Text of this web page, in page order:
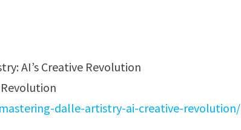
Revolution
dalle-artistry-ai-creative-revolution/